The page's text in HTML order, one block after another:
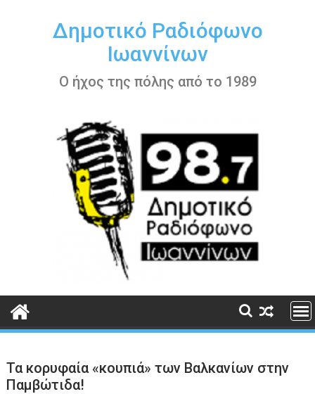
περιεχόμενοΔημοτικό Ραδιόφωνο
Ιωαννίνων
Ο ήχος της πόλης από το 1989
Τα κορυφαία «κουπιά» των Βαλκανίων στην
Παμβώτιδα!